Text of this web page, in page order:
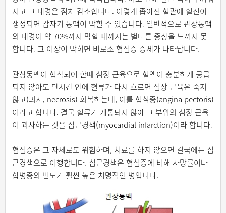
지고 그 내경은 점차 감소합니다. 이렇게 좁아진 혈관에 혈전이
생성되면 갑자기 동맥이 막힐 수 있습니다. 일반적으로 관상동맥
의 내경이 약 70%까지 막힐 때까지는 별다른 증상을 느끼지 못
합니다. 그 이상이 막히면 비로소 협심증 증세가 나타납니다.
관상동맥이 협착되어 한때 심장 근육으로 혈액이 충분하게 공급
되지 않아도 단시간 안에 혈류가 다시 흐르면 심장 근육은 죽지
않고(괴사, necrosis) 회복하는데, 이를 협심증(angina pectoris)
이라고 합니다. 결국 혈류가 개통되지 않아 그 부위의 심장 근육
이 괴사하는 것을 심근경색(myocardial infarction)이라 합니다.
협심증은 그 자체로도 위험하며, 치료를 하지 않으면 결국에는 심
근경색으로 이행합니다. 심근경색은 협심증에 비해 사망률이나
합병증의 빈도가 훨씬 높은 치명적인 병입니다.